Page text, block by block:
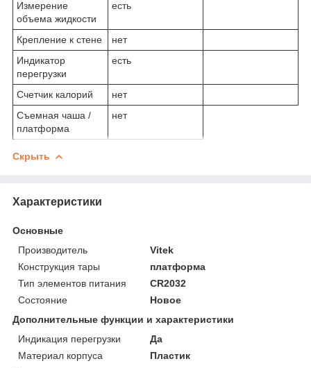
Измерение
объема жидкости
есть
Крепление к стене
нет
Индикатор
перегрузки
есть
Счетчик калорий
нет
Съемная чаша /
платформа
нет
Скрыть
Характеристики
Основные
Производитель
Vitek
Конструкция тары
платформа
Тип элементов питания
CR2032
Состояние
Новое
Дополнительные функции и характеристики
Индикация перегрузки
Да
Материал корпуса
Пластик